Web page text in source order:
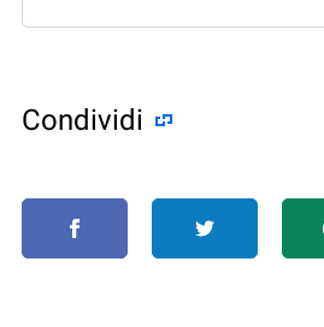
Condividi